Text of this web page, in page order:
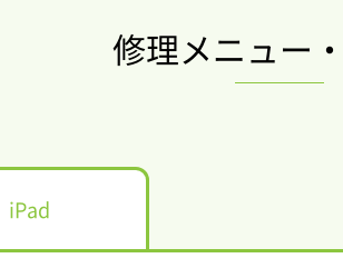
修理メニュー
iPad